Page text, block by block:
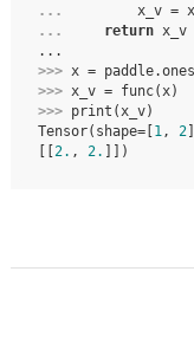
...
x_v = x
...
return x_v
...
>>> x = paddle.ones
>>> x_v = func(x)
>>> print (x_v)
Tensor(shape=[ 1, 2
2. , 2. ]])